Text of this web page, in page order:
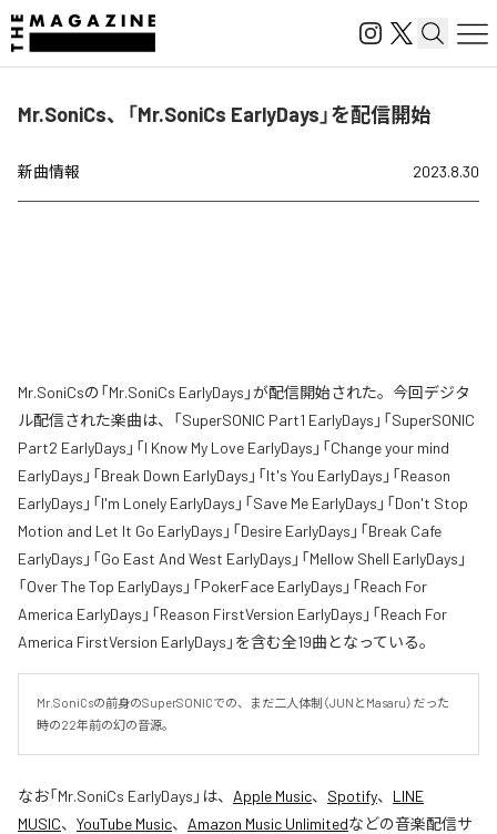
Mr.SoniCs、「Mr.SoniCs EarlyDays」を配信開始
新曲情報 2023.8.30
Mr.SoniCsの「Mr.SoniCs EarlyDays」が配信開始された。今回デジタ
ル配信された楽曲は、「SuperSONIC Part1 EarlyDays」「SuperSONIC
Part2 EarlyDays」「I Know My Love EarlyDays」「Change your mind
EarlyDays」「Break Down EarlyDays」「It's You EarlyDays」「Reason
EarlyDays」「I'm Lonely EarlyDays」「Save Me EarlyDays」「Don't Stop
Motion and Let It Go EarlyDays」「Desire EarlyDays」「Break Cafe
EarlyDays」「Go East And West EarlyDays」「Mellow Shell EarlyDays」
「Over The Top EarlyDays」「PokerFace EarlyDays」「Reach For
America EarlyDays」「Reason FirstVersion EarlyDays」「Reach For
America FirstVersion EarlyDays」を含む全19曲となっている。
Mr.SoniCsの前身のSuperSONICでの、まだ二人体制（JUNとMasaru）だった
時の22年前の幻の音源。
なお「Mr.SoniCs EarlyDays 」は、 Apple Music、 Spotify、 LINE
MUSIC、 YouTube Music、 Amazon Music Unlimitedなどの音楽配信サ